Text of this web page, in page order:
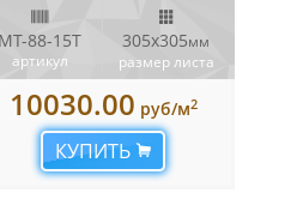
MT-88-15T
артикул
305x305мм
размер листа
10030.00 руб/м2
КУПИТЬ